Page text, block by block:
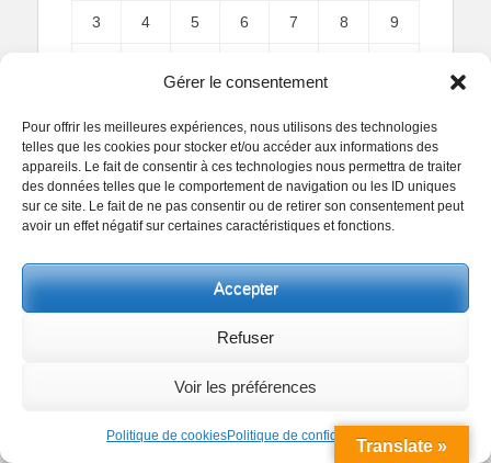
Gérer le consentement
Pour offrir les meilleures expériences, nous utilisons des technologies
telles que les cookies pour stocker et/ou accéder aux informations des
appareils. Le fait de consentir à ces technologies nous permettra de traiter
des données telles que le comportement de navigation ou les ID uniques
sur ce site. Le fait de ne pas consentir ou de retirer son consentement peut
avoir un effet négatif sur certaines caractéristiques et fonctions.
Accepter
Refuser
Voir les préférences
Politique de cookiesPolitique de confidentialité
3 4 5 6 7 8 9
24 25 26 27 28 29 30
31
sont la propriété des auteurs.
Translate »